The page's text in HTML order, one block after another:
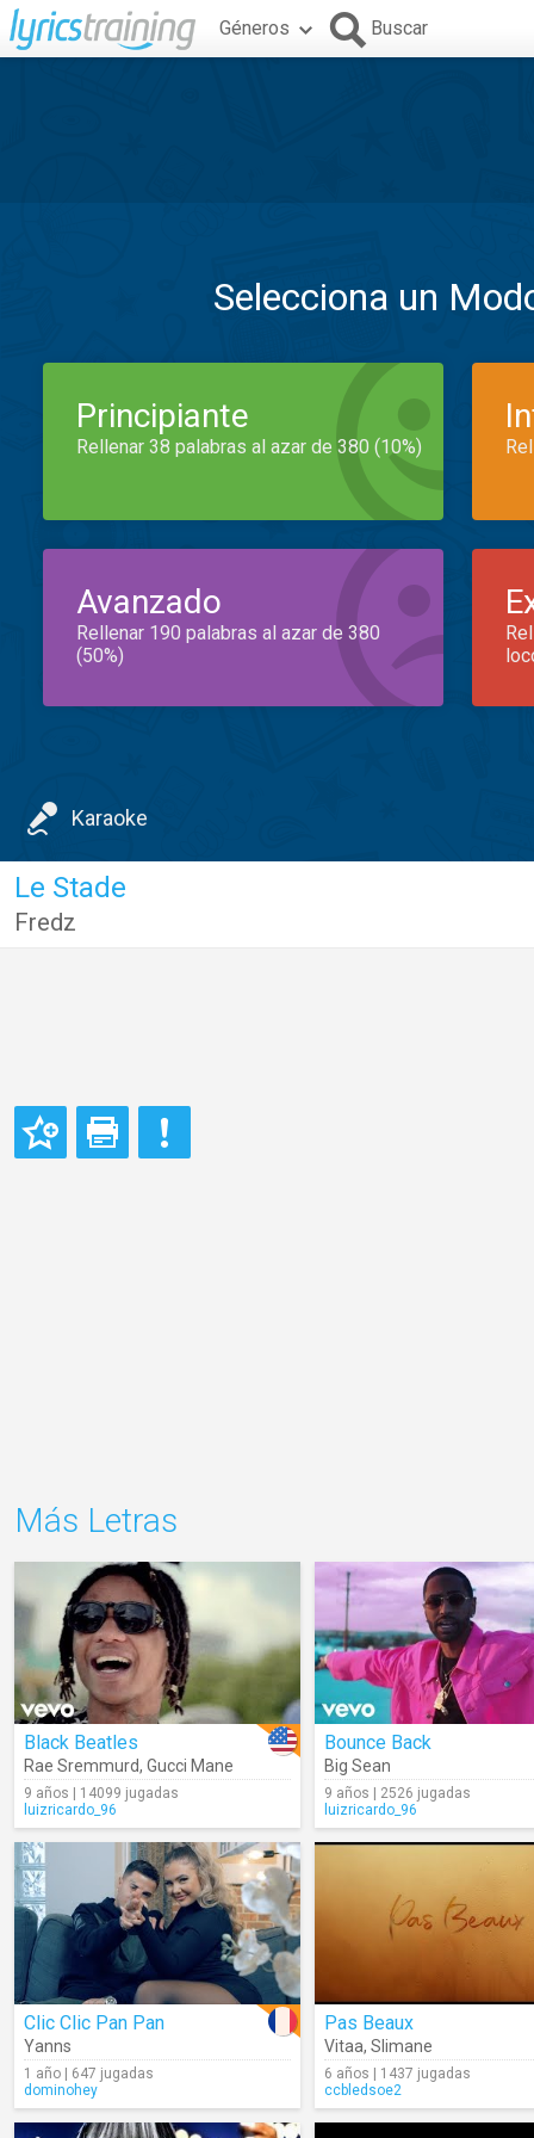
Géneros Buscar
Selecciona un
Principiante
Rellenar 38 palabras al azar de 380 (10%)
Avanzado
Rellenar 190 palabras al azar de 380
(50%)
Karaoke
Le Stade
Fredz
Más Letras
Black Beatles
Rae Sremmurd, Gucci Mane
9 años | 14099 jugadas
luizricardo_96
Bounce Back
Big Sean
9 años | 2526 jugadas
luizricardo_96
Clic Clic Pan Pan
Yanns
1 año | 647 jugadas
dominohey
Pas Beaux
Vitaa, Slimane
6 años | 1437 jugadas
ccbledsoe2